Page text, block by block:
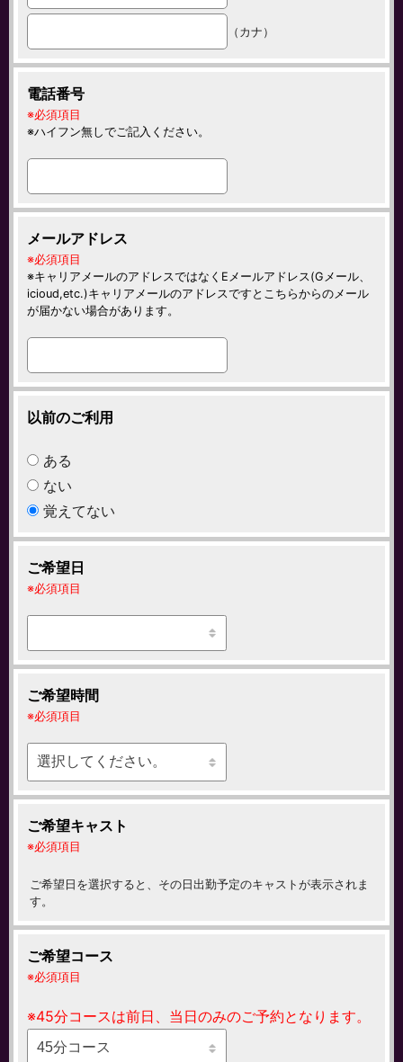
（カナ）
電話番号
必須項目
ハイフン無しでご記入ください。
メールアドレス
必須項目
キャリアメールのアドレスではなくEメールアドレス(Gメール、
icioud,etc.)キャリアメールのアドレスですとこちらからのメール
が届かない場合があります。
以前のご利用
ある
ない
覚えてない
ご希望日
必須項目
ご希望時間
必須項目
ご希望キャスト
必須項目
ご希望日を選択すると、その日出勤予定のキャストが表示されま
す。
ご希望コース
必須項目
※45分コースは前日、当日のみのご予約となります。